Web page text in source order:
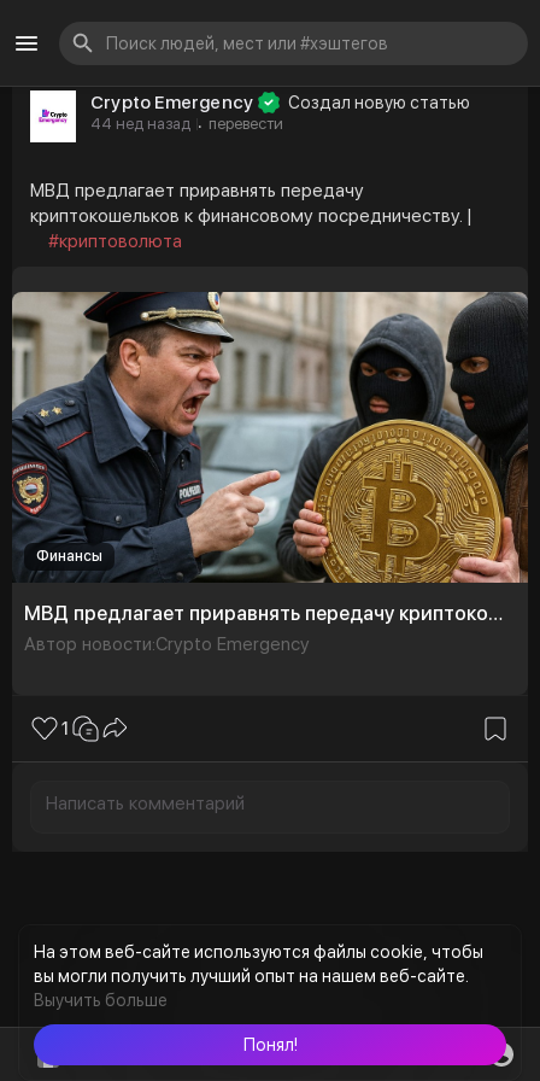
На этом веб-сайте используются файлы cookie, чтобы
вы могли получить лучший опыт на нашем веб-сайте.
Выучить больше
Понял!
Crypto Emergency Создал новую статью
44 нед назад · перевести
МВД предлагает приравнять передачу
криптокошельков к финансовому посредничеству. |
#криптоволюта
Финансы
МВД предлагает приравнять передачу криптокошельков к финансовому посредничеству.
Автор новости:Crypto Emergency
1